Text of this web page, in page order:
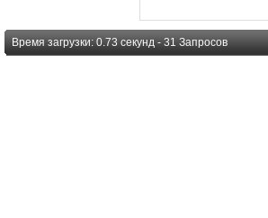
Время загрузки: 0.73 секунд - 31 Запросов